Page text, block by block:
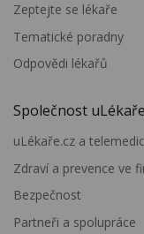
Zeptejte se lékaře
Tematické poradny
Odpovědi lékařů
Společnost
uLékaře.cz a
Zdraví a prevence ve
Bezpečnost
Partneři a spolupráce